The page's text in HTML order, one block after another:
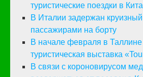
туристические поездки в
В Италии задержан
пассажирами на борту
В начале февраля в Таллине
туристическая выставка
В связи с короновирусом